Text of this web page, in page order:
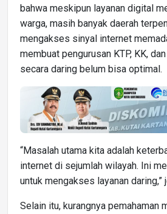
bahwa meskipun layanan digital
warga, masih banyak daerah
mengakses sinyal internet
membuat pengurusan KTP, KK,
secara daring belum bisa optimal.
“Masalah utama kita adalah
internet di sejumlah wilayah. Ini
untuk mengakses layanan daring,”
Selain itu, kurangnya pemahaman